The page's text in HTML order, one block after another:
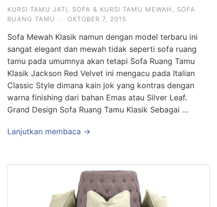
KURSI TAMU JATI SOFA & KURSI TAMU MEWAH
SOFA
RUANG TAMU
· OKTOBER 7, 2015
Sofa Mewah Klasik namun dengan model terbaru ini
sangat elegant dan mewah tidak seperti sofa ruang
tamu pada umumnya akan tetapi Sofa Ruang Tamu
Klasik Jackson Red Velvet ini mengacu pada Italian
Classic Style dimana kain jok yang kontras dengan
warna finishing dari bahan Emas atau Silver Leaf.
Grand Design Sofa Ruang Tamu Klasik Sebagai …
Lanjutkan membaca →